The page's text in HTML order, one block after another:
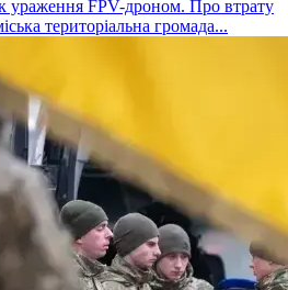
ураження FPV-дроном. Про втрату
територіальна громада...